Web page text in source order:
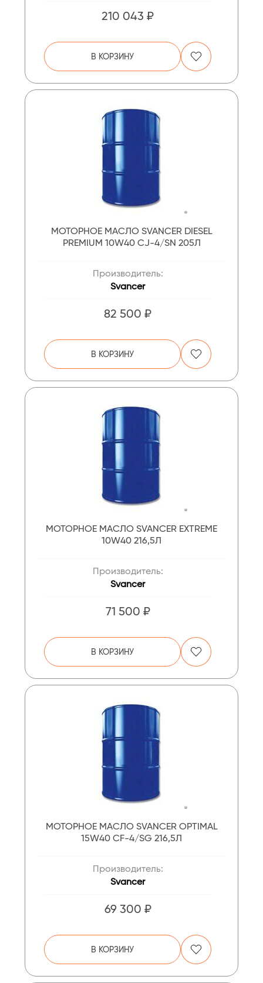
210 043 ₽
В КОРЗИНУ
МОТОРНОЕ МАСЛО SVANCER DIESEL
PREMIUM 10W40 CJ-4/SN 205Л
Производитель:
Svancer
82 500 ₽
В КОРЗИНУ
МОТОРНОЕ МАСЛО SVANCER EXTREME
10W40 216,5Л
Производитель:
Svancer
71 500 ₽
В КОРЗИНУ
МОТОРНОЕ МАСЛО SVANCER OPTIMAL
15W40 CF-4/SG 216,5Л
Производитель:
Svancer
69 300 ₽
В КОРЗИНУ